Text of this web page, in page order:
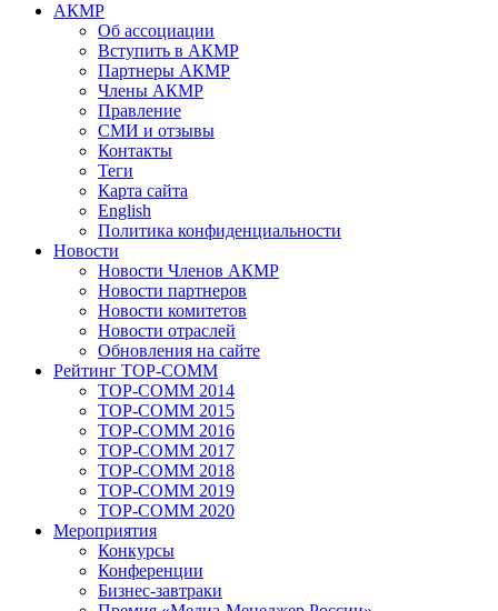
АКМР
Об ассоциации
Вступить в АКМР
Партнеры АКМР
Члены АКМР
Правление
СМИ и отзывы
Контакты
Теги
Карта сайта
English
Политика конфиденциальности
Новости
Новости Членов АКМР
Новости партнеров
Новости комитетов
Новости отраслей
Обновления на сайте
Рейтинг TOP-COMM
TOP-COMM 2014
TOP-COMM 2015
TOP-COMM 2016
TOP-COMM 2017
TOP-COMM 2018
TOP-COMM 2019
TOP-COMM 2020
Мероприятия
Конкурсы
Конференции
Бизнес-завтраки